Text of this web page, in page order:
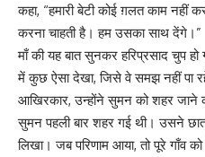
कहा, “हमारी बेटी कोई ग़लत काम नहीं
करना चाहती है। हम उसका साथ देंगे।”
माँ की यह बात सुनकर हरिप्रसाद चुप
में कुछ ऐसा देखा, जिसे वे समझ नहीं
आखिरकार, उन्होंने सुमन को शहर जाने
सुमन पहली बार शहर गई थी। उसने
लिखा। जब परिणाम आया, तो पूरे गाँव